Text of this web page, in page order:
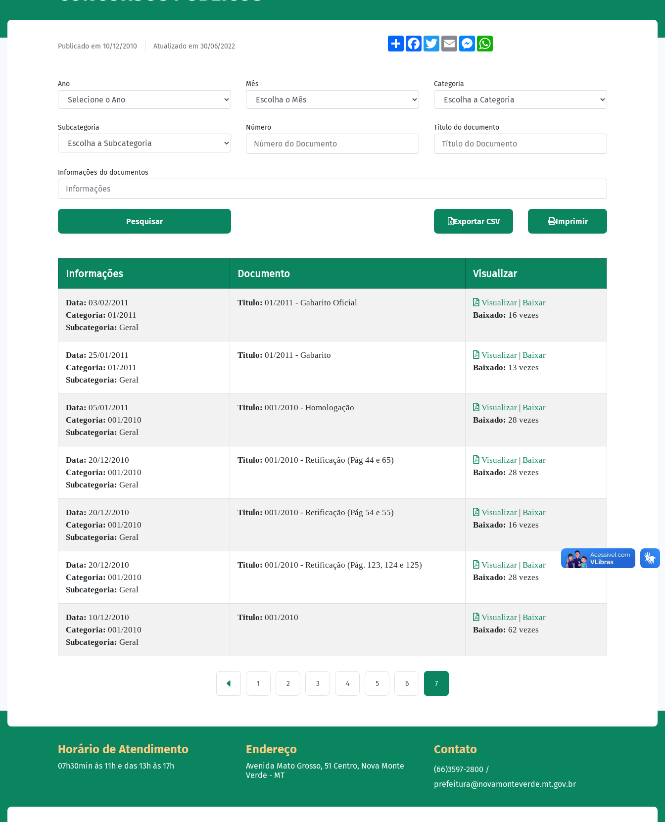
Publicado em 10/12/2010 Atualizado em 30/06/2022
ShareFacebook
TwitterEmailMessenger
Ano Mês Categoria
Subcategoria Número Título do documento
Informações do documentos
Pesquisar Exportar CSV Imprimir
Informações Documento Visualizar
Data: 03/02/2011
Categoria: 01/2011
Subcategoria: Geral
Titulo: 01/2011 - Gabarito Oficial Visualizar | Baixar
Baixado: 16 vezes
Data: 25/01/2011
Categoria: 01/2011
Subcategoria: Geral
Titulo: 01/2011 - Gabarito Visualizar | Baixar
Baixado: 13 vezes
Data: 05/01/2011
Categoria: 001/2010
Subcategoria: Geral
Titulo: 001/2010 - Homologação Visualizar | Baixar
Baixado: 28 vezes
Data: 20/12/2010
Categoria: 001/2010
Subcategoria: Geral
Titulo: 001/2010 - Retificação (Pág 44 e 65) Visualizar | Baixar
Baixado: 28 vezes
Data: 20/12/2010
Categoria: 001/2010
Subcategoria: Geral
Titulo: 001/2010 - Retificação (Pág 54 e 55) Visualizar | Baixar
Baixado: 16 vezes
Data: 20/12/2010
Categoria: 001/2010
Subcategoria: Geral
Titulo: 001/2010 - Retificação (Pág. 123, 124 e 125) Visualizar | Baixar
Baixado: 28 vezes
Data: 10/12/2010
Categoria: 001/2010
Subcategoria: Geral
Titulo: 001/2010 Visualizar | Baixar
Baixado: 62 vezes
1 2 3 4 5 6 7
Horário de Atendimento
07h30min às 11h e das 13h às 17h
Endereço
Avenida Mato Grosso, 51 Centro, Nova Monte
Verde - MT
Contato
(66)3597-2800 /
prefeitura@novamonteverde.mt.gov.br